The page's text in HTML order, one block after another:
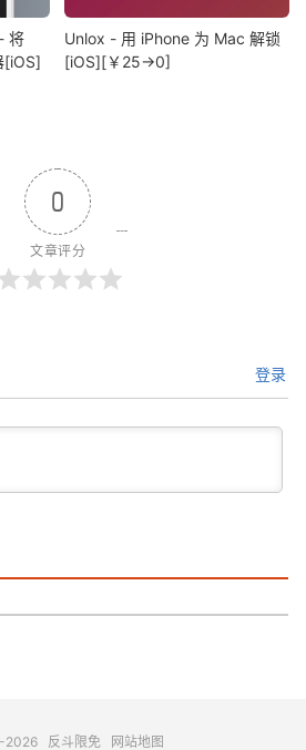
将
[iOS]
Unlox - 用 iPhone 为 Mac 解锁
[iOS][￥25→0]
0
文章评分
登录
2026 反斗限免 网站地图